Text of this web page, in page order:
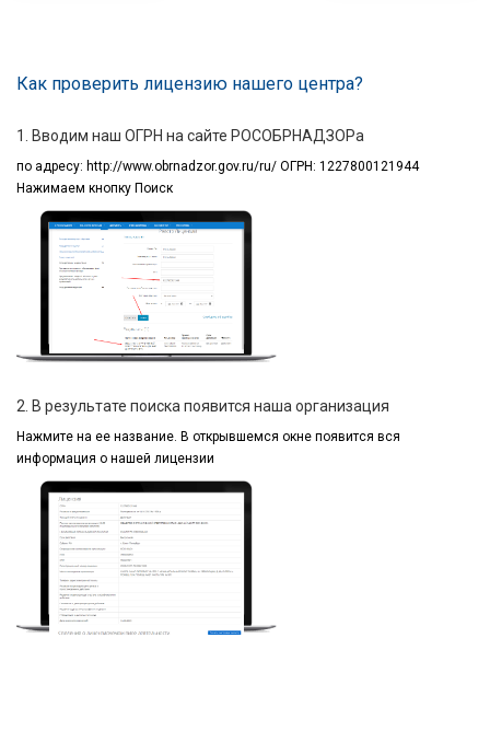
Как проверить лицензию нашего центра?
1. Вводим наш ОГРН на сайте РОСОБРНАДЗОРа
по адресу: http://www.obrnadzor.gov.ru/ru/ ОГРН: 1227800121944
Нажимаем кнопку Поиск
2. В результате поиска появится наша организация
Нажмите на ее название. В открывшемся окне появится вся
информация о нашей лицензии